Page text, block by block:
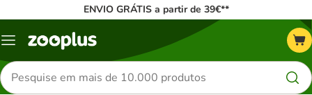
ENVIO GRÁTIS a partir de 39€**
Menu
Pesquisar
produtos